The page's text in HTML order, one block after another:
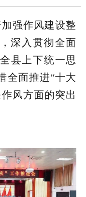
强作风建设整
深入贯彻全面
县上下统一思
全面推进“十大
风方面的突出